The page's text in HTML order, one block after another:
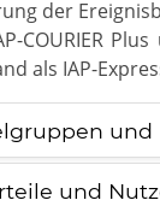
der
COURIER
als IAP-
und
und